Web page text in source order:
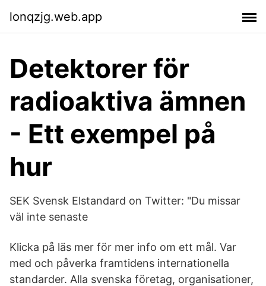
lonqzjg.web.app
Detektorer för
radioaktiva ämnen
- Ett exempel på
hur
SEK Svensk Elstandard on Twitter: "Du missar
väl inte senaste
Klicka på läs mer för mer info om ett mål. Var
med och påverka framtidens internationella
standarder. Alla svenska företag, organisationer,